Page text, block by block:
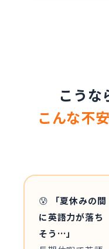
こうな
こんな不
😰
「夏休みの間
に英語力が落ち
そう…」